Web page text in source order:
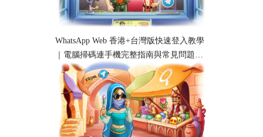
WhatsApp Web 香港+台灣版快速登入教學
｜電腦掃碼連手機完整指南與常見問題解
析